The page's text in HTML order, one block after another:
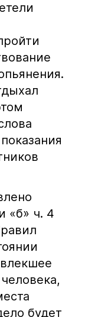
«б» ч. 4
будет